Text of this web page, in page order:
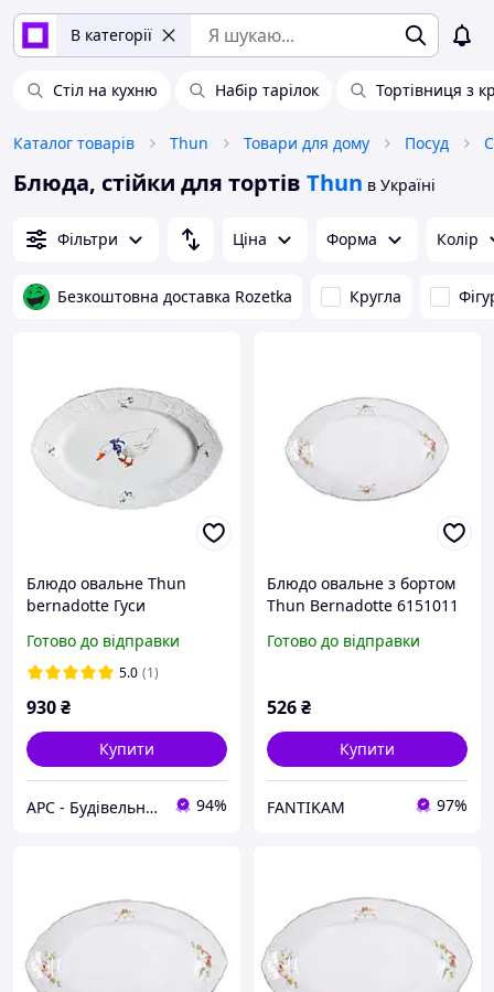
В категорії
Стіл на кухню Набір тарілок Тортівниця з
Каталог товарів Thun Товари для дому Посуд
Блюда, стійки для тортів Thun в Україні
Фільтри Ціна Форма Колір
Безкоштовна доставка Rozetka Кругла
Блюдо овальне Thun
bernadotte Гуси
Готово до відправки
5.0 (1)
930₴
Купити
АРС - Будівельний інтернет-гіпермаркет 94%
Блюдо овальне з бортом
Thun Bernadotte 6151011
(6151011) з швидкою
Готово до відправки
526₴
Купити
FANTIKAM 97%